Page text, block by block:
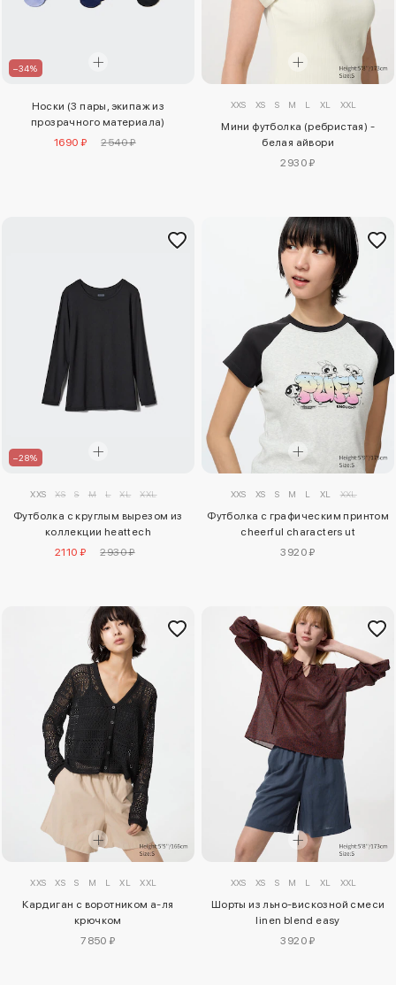
–34%
Носки (3 пары, экипаж из
прозрачного материала)
1690 ₽
2540 ₽
XXS XS S M L XL XXL
Мини футболка (ребристая) -
белая айвори
2930 ₽
–28%
XXS XS S M L XL XXL
Футболка с круглым вырезом из
коллекции heattech
2110 ₽
2930 ₽
XXS XS S M L XL XXL
Футболка с графическим принтом
cheerful characters ut
3920 ₽
XXS XS S M L XL XXL
Кардиган с воротником а-ля
крючком
7850 ₽
XXS XS S M L XL XXL
Шорты из льно-вискозной смеси
linen blend easy
3920 ₽